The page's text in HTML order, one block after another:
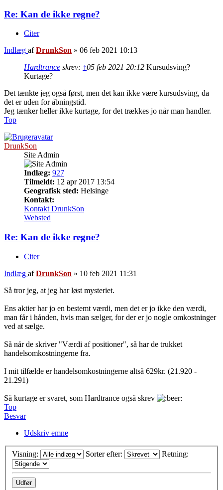
Re: Kan de ikke regne?
Citer
Indlæg afDrunkSon » 06 feb 2021 10:13
Hardtrance skrev: ↑05 feb 2021 20:12 Kursudsving?
Kurtage?
Det tænkte jeg også først, men det kan ikke være kursudsving, da
det er uden for åbningstid.
Jeg tænker heller ikke kurtage, for det trækkes jo når man handler.
Top
DrunkSon
Site Admin
Indlæg: 927
Tilmeldt: 12 apr 2017 13:54
Geografisk sted: Helsinge
Kontakt:
Kontakt DrunkSon
Websted
Re: Kan de ikke regne?
Citer
Indlæg afDrunkSon » 10 feb 2021 11:31
Så tror jeg, at jeg har løst mysteriet.
Ens aktier har jo en bestemt værdi, men det er jo ikke den værdi,
man får i hånden, hvis man sælger, for der er jo nogle omkostninger
ved at sælge.
Så når de skriver "Værdi af positioner", så har de trukket
handelsomkostningerne fra.
I mit tilfælde er handelsomkostningerne altså 629kr. (21.920 -
21.291)
Så kurtage er svaret, som Hardtrance også skrev
Top
Besvar
Udskriv emne
Visning: Sorter efter: Retning: